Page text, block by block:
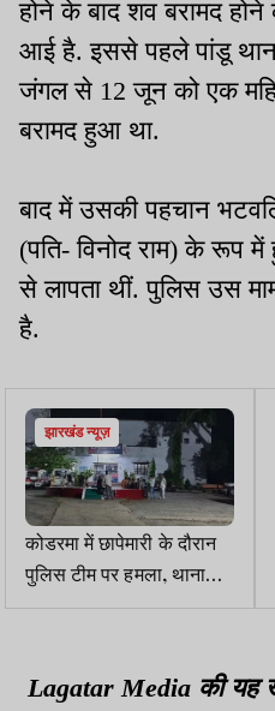
होने के बाद शव बरामद
आई है. इससे पहले पांडू
जंगल से 12 जून को एक
बरामद हुआ था.
बाद में उसकी पहचान
(पति- विनोद राम) के रूप में
से लापता थीं. पुलिस उस
है.
झारखंड न्यूज़
कोडरमा में छापेमारी के दौरान
पुलिस टीम पर हमला, थाना
प्रभारी समेत कई जवान घायल
Lagatar Media की यह